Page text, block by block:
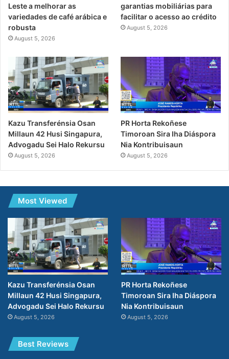
Leste a melhorar as
variedades de café arábica e
robusta
August 5, 2026
garantias mobiliárias para
facilitar o acesso ao crédito
August 5, 2026
Kazu Transferénsia Osan
Millaun 42 Husi Singapura,
Advogadu Sei Halo Rekursu
August 5, 2026
PR Horta Rekoñese
Timoroan Sira Iha Diáspora
Nia Kontribuisaun
August 5, 2026
Most Viewed
Kazu Transferénsia Osan
Millaun 42 Husi Singapura,
Advogadu Sei Halo Rekursu
August 5, 2026
PR Horta Rekoñese
Timoroan Sira Iha Diáspora
Nia Kontribuisaun
August 5, 2026
Best Reviews